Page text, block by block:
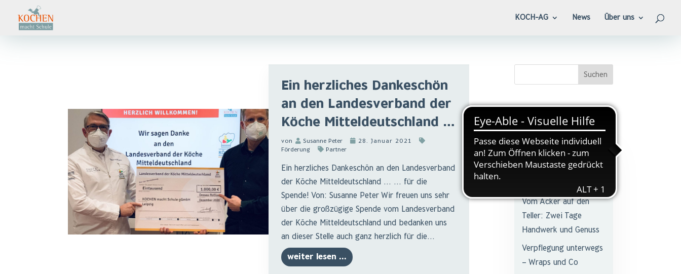
KOCH-AG News Über uns
Ein herzliches Dankeschön
an den Landesverband der
Köche Mitteldeutschland …
von Susanne Peter
28. Januar 2021
Förderung
Partner
Ein herzliches Dankeschön an den Landesverband
der Köche Mitteldeutschland … … für die
Spende! Von: Susanne Peter Wir freuen uns sehr
über die großzügige Spende vom Landesverband
der Köche Mitteldeutschland und bedanken uns
an dieser Stelle auch ganz herzlich für die...
weiter lesen ...
Aktuell
Geschmacks-Workshop
beim ZU TISCH!
Vom Acker auf den
Teller: Zwei Tage
Handwerk und Genuss
Verpflegung unterwegs
– Wraps und Co